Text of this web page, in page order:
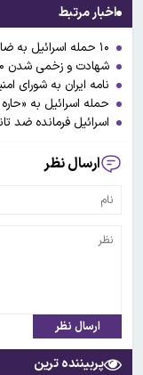
اخبار مرتبط
۱۰ حمله اسرائیل به ضاحیه بیروت در بامداد امروز
شهادت و زخمی شدن ۳۰ پزشک و پرستار در حمله اسرائیل به لبنان
نامه ایران به شورای
حمله اسرائیل به
اسرائیل فرمانده ضد
ارسال نظر
ارسال نظر
پربیننده ترین